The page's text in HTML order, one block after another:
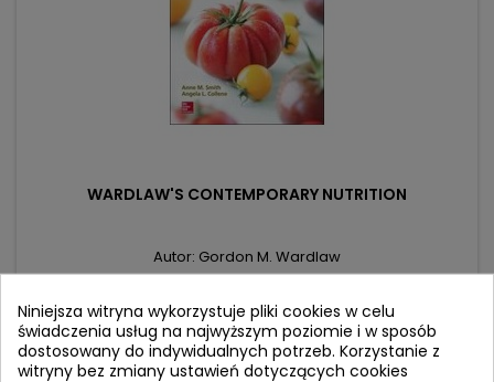
WARDLAW'S CONTEMPORARY NUTRITION
Autor: Gordon M. Wardlaw
Cena
743,28 złCena
podstawowa
782,40 zł
 Dodaj do koszyka
Niniejsza witryna wykorzystuje pliki cookies w celu
świadczenia usług na najwyższym poziomie i w sposób
dostosowany do indywidualnych potrzeb. Korzystanie z
witryny bez zmiany ustawień dotyczących cookies